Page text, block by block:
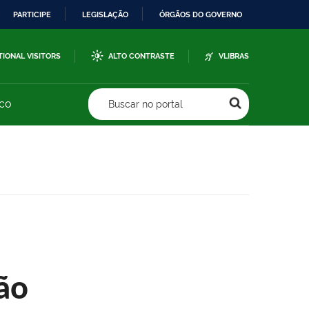
PARTICIPE LEGISLAÇÃO ÓRGÃOS DO GOVERNO
VISITORS ALTO CONTRASTE VLIBRAS
Buscar no portal